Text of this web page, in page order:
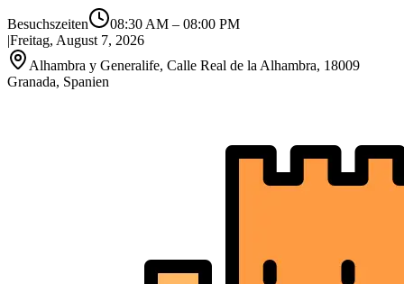
Besuchszeiten 08:30 AM – 08:00 PM
|Freitag, August 7, 2026
Alhambra y Generalife, Calle Real de la Alhambra, 18009
Granada, Spanien